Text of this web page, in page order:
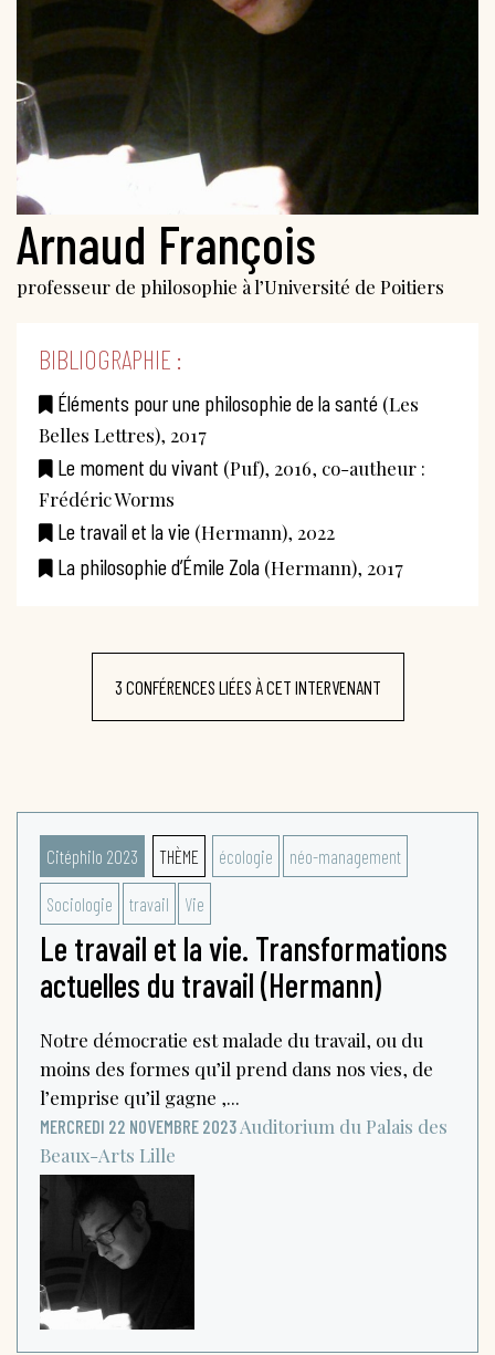
Arnaud François
professeur de philosophie à l’Université de Poitiers
BIBLIOGRAPHIE :
Éléments pour une philosophie de la santé (Les
Belles Lettres), 2017
Le moment du vivant (Puf), 2016, co-autheur :
Frédéric Worms
Le travail et la vie (Hermann), 2022
La philosophie d’Émile Zola (Hermann), 2017
3 CONFÉRENCES LIÉES À CET INTERVENANT
Citéphilo 2023 THÈME écologie néo-management
Sociologie travail Vie
Le travail et la vie. Transformations
actuelles du travail (Hermann)
Notre démocratie est malade du travail, ou du
moins des formes qu’il prend dans nos vies, de
l’emprise qu’il gagne ,...
MERCREDI 22 NOVEMBRE 2023 Auditorium du Palais des
Beaux-Arts Lille